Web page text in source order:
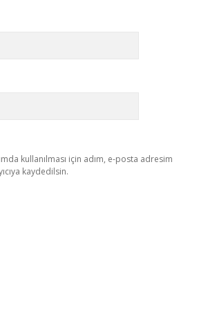
kullanılması için adım, e-posta adresim
kaydedilsin.